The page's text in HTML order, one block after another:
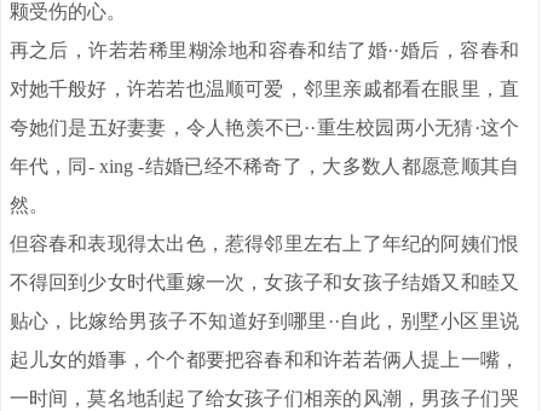
颗受伤的心。
再之后，许若若稀里糊涂地和容春和结了婚··婚后，容春和
对她千般好，许若若也温顺可爱，邻里亲戚都看在眼里，直
夸她们是五好妻妻，令人艳羡不已··重生校园两小无猜·这个
年代，同- xing -结婚已经不稀奇了，大多数人都愿意顺其自
然。
但容春和表现得太出色，惹得邻里左右上了年纪的阿姨们恨
不得回到少女时代重嫁一次，女孩子和女孩子结婚又和睦又
贴心，比嫁给男孩子不知道好到哪里··自此，别墅小区里说
起儿女的婚事，个个都要把容春和和许若若俩人提上一嘴，
一时间，莫名地刮起了给女孩子们相亲的风潮，男孩子们哭